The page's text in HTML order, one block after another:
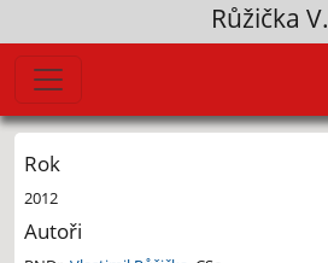
Růžička V.
Rok
2012
Autoři